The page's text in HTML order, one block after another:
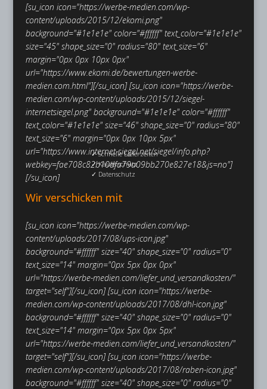
[su_icon icon="https://werbe-medien.com/wp-
content/uploads/2015/12/ekomi.png"
background="#1e1e1e" color="#ffffff" text_color="#1e1e1e"
size="45" shape_size="0" radius="80" text_size="6"
margin="0px 0px 10px 0px"
url="https://www.ekomi.de/bewertungen-werbe-
medien.com.html"][/su_icon] [su_icon icon="https://werbe-
medien.com/wp-content/uploads/2015/12/siegel-
internetsiegel.png" background="#1e1e1e" color="#ffffff"
text_color="#1e1e1e" size="46" shape_size="0" radius="80"
text_size="6" margin="0px 0px 10px 5px"
url="https://www.internet-siegel.net/siegel/info.php?
webkey=fae708c82b10dfa79a09bb270e827e18&js=no"]
[/su_icon]
✓ Schnelle Lieferzeiten
✓ Käuferschutz
✓ Datenschutz
Wir verschicken mit
[su_icon icon="https://werbe-medien.com/wp-
content/uploads/2017/08/ups-icon.jpg"
background="#ffffff" size="40" shape_size="0" radius="0"
text_size="14" margin="0px 5px 0px 0px"
url="https://werbe-medien.com/liefer_und_versandkosten/"
target="self"][/su_icon] [su_icon icon="https://werbe-
medien.com/wp-content/uploads/2017/08/dhl-icon.jpg"
background="#ffffff" size="40" shape_size="0" radius="0"
text_size="14" margin="0px 5px 0px 5px"
url="https://werbe-medien.com/liefer_und_versandkosten/"
target="self"][/su_icon] [su_icon icon="https://werbe-
medien.com/wp-content/uploads/2017/08/raben-icon.jpg"
background="#ffffff" size="40" shape_size="0" radius="0"